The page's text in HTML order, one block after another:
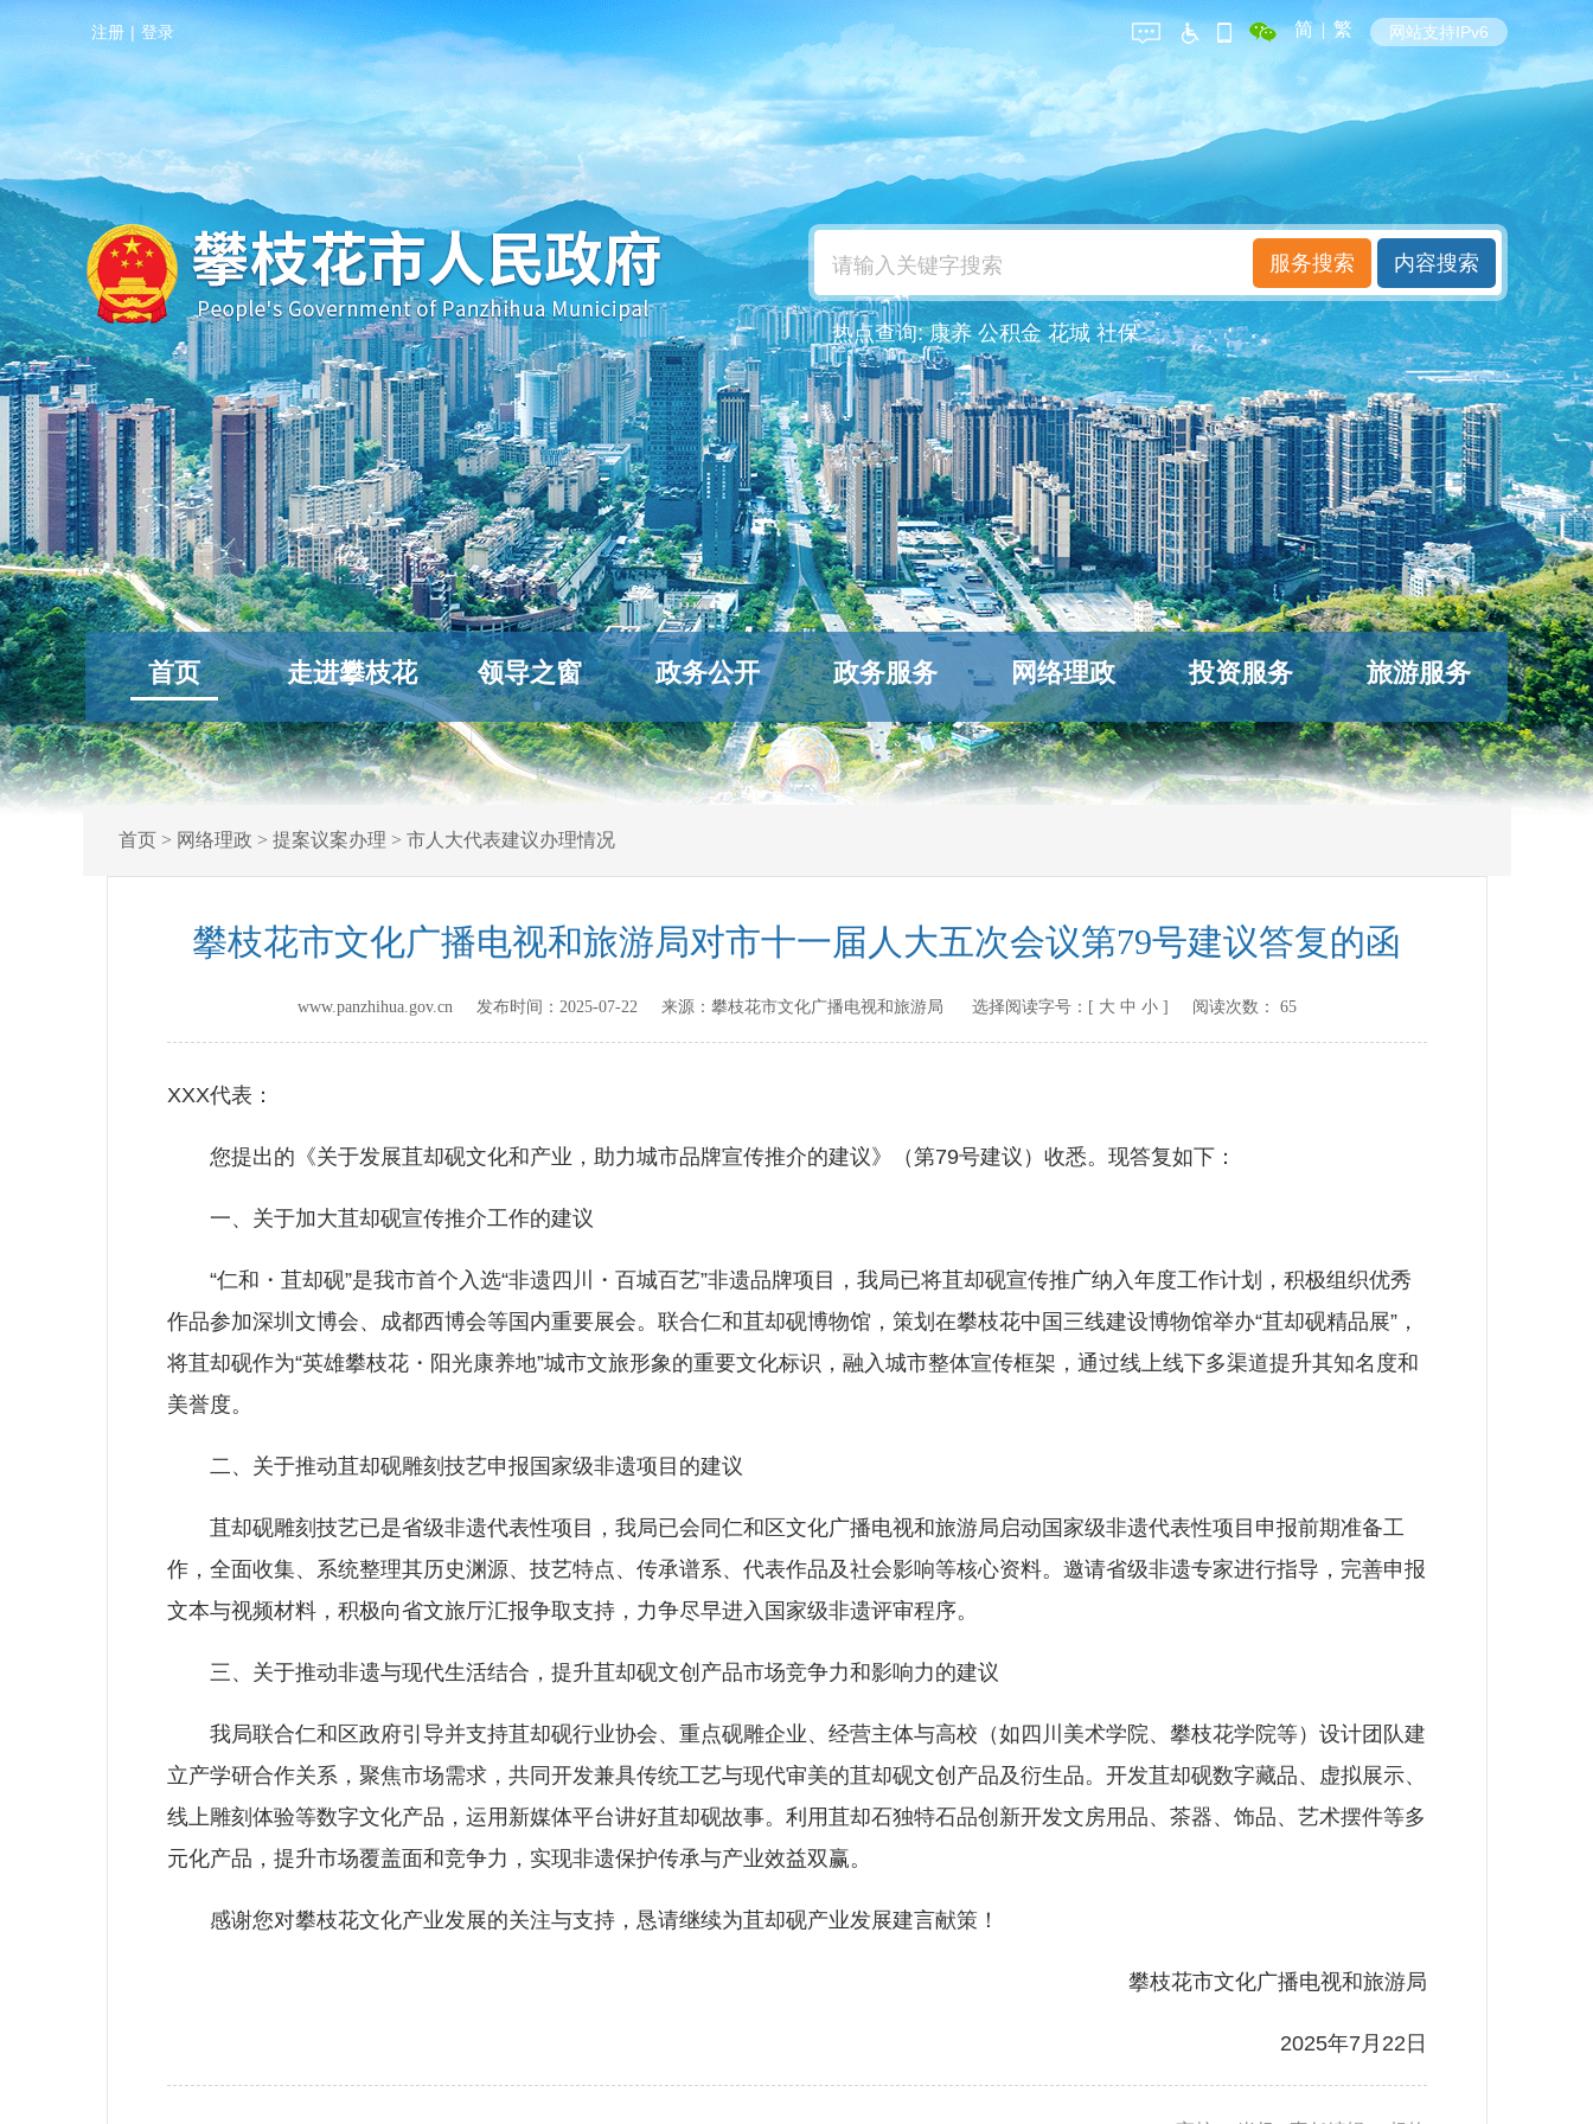
注册 | 登录 简 | 繁 网站支持IPv6
热点查询:康养 公积金 花城 社保
首页 走进攀枝花 领导之窗 政务公开 政务服务 网络理政 投资服务 旅游服务
首页> 网络理政 > 提案议案办理 > 市人大代表建议办理情况
攀枝花市文化广播电视和旅游局对市十一届人大五次会议第79号建议答复的函
www.panzhihua.gov.cn 发布时间： 2025-07-22来源： 攀枝花市文化广播电视和旅游局 选择阅读字号：[ 大 中 小] 阅读次数： 65
XXX代表：
您提出的《关于发展苴却砚文化和产业，助力城市品牌宣传推介的建议》（第79号建议）收悉。现答复如下：
一、关于加大苴却砚宣传推介工作的建议
“仁和・苴却砚”是我市首个入选“非遗四川・百城百艺”非遗品牌项目，我局已将苴却砚宣传推广纳入年度工作计划，积极组织优秀
作品参加深圳文博会、成都西博会等国内重要展会。联合仁和苴却砚博物馆，策划在攀枝花中国三线建设博物馆举办“苴却砚精品展”，
将苴却砚作为“英雄攀枝花・阳光康养地”城市文旅形象的重要文化标识，融入城市整体宣传框架，通过线上线下多渠道提升其知名度和
美誉度。
二、关于推动苴却砚雕刻技艺申报国家级非遗项目的建议
苴却砚雕刻技艺已是省级非遗代表性项目，我局已会同仁和区文化广播电视和旅游局启动国家级非遗代表性项目申报前期准备工
作，全面收集、系统整理其历史渊源、技艺特点、传承谱系、代表作品及社会影响等核心资料。邀请省级非遗专家进行指导，完善申报
文本与视频材料，积极向省文旅厅汇报争取支持，力争尽早进入国家级非遗评审程序。
三、关于推动非遗与现代生活结合，提升苴却砚文创产品市场竞争力和影响力的建议
我局联合仁和区政府引导并支持苴却砚行业协会、重点砚雕企业、经营主体与高校（如四川美术学院、攀枝花学院等）设计团队建
立产学研合作关系，聚焦市场需求，共同开发兼具传统工艺与现代审美的苴却砚文创产品及衍生品。开发苴却砚数字藏品、虚拟展示、
线上雕刻体验等数字文化产品，运用新媒体平台讲好苴却砚故事。利用苴却石独特石品创新开发文房用品、茶器、饰品、艺术摆件等多
元化产品，提升市场覆盖面和竞争力，实现非遗保护传承与产业效益双赢。
感谢您对攀枝花文化产业发展的关注与支持，恳请继续为苴却砚产业发展建言献策！
攀枝花市文化广播电视和旅游局
2025年7月22日